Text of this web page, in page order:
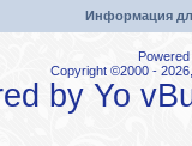
Информация
Copyright ©2000 -
by Yo